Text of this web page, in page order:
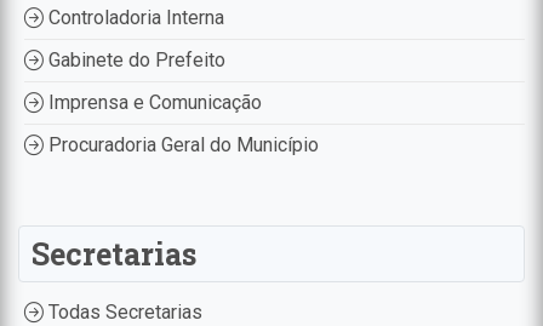
Controladoria Interna
Gabinete do Prefeito
Imprensa e Comunicação
Procuradoria Geral do Município
Secretarias
Todas Secretarias